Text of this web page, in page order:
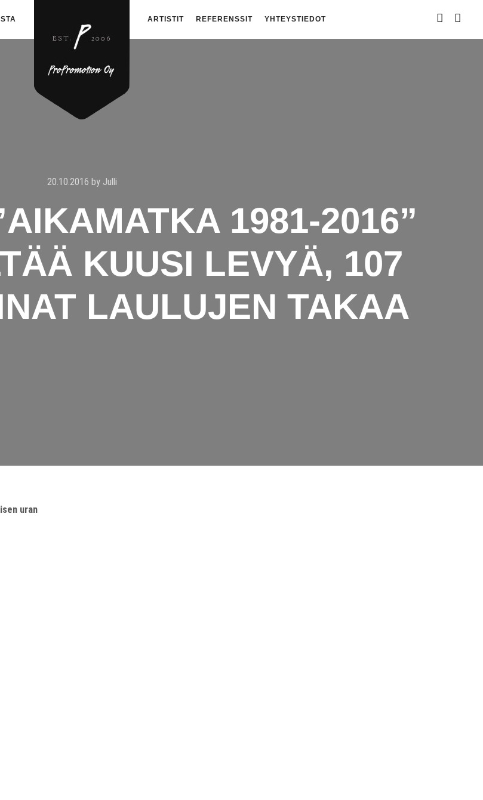
ARTISTIT REFERENSSIT YHTEYSTIEDOT
20.10.2016 by Julli
1981-2016”
KUUSI LEVYÄ, 107
LAULUJEN TAKAA
uran